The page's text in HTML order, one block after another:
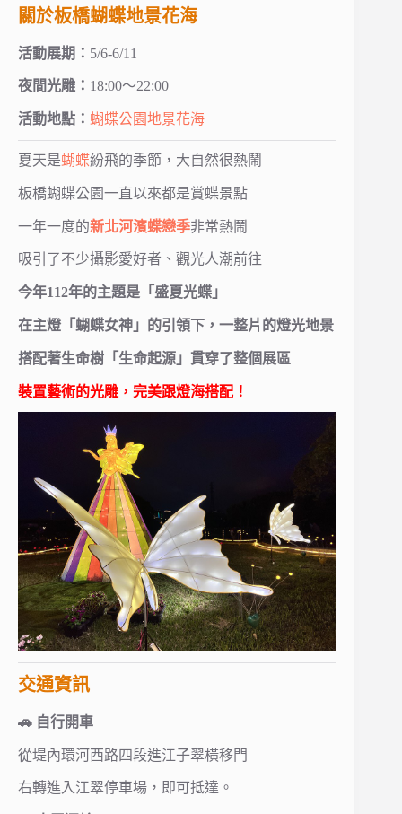
關於板橋蝴蝶地景花海
活動展期： 5/6-6/11
夜間光雕： 18:00～22:00
活動地點： 蝴蝶公園地景花海
夏天是蝴蝶紛飛的季節，大自然很熱鬧
板橋蝴蝶公園一直以來都是賞蝶景點
一年一度的新北河濱蝶戀季非常熱鬧
吸引了不少攝影愛好者、觀光人潮前往
今年112年的主題是「盛夏光蝶」
在主燈「蝴蝶女神」的引領下，一整片的燈光地景
搭配著生命樹「生命起源」貫穿了整個展區
裝置藝術的光雕，完美跟燈海搭配！
交通資訊
🚗 自行開車
從堤內環河西路四段進江子翠橫移門
右轉進入江翠停車場，即可抵達。